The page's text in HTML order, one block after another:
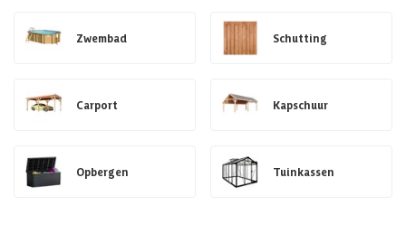
Zwembad Schutting
Carport Kapschuur
Opbergen Tuinkassen